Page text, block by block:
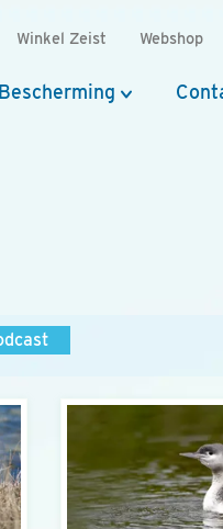
Winkel Zeist Webshop
Bescherming